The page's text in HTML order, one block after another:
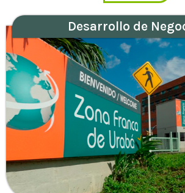
Desarrollo de